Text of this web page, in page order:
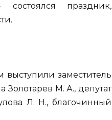
праздник,
заместитель
М. А., депутат
Л. Н., благочинный